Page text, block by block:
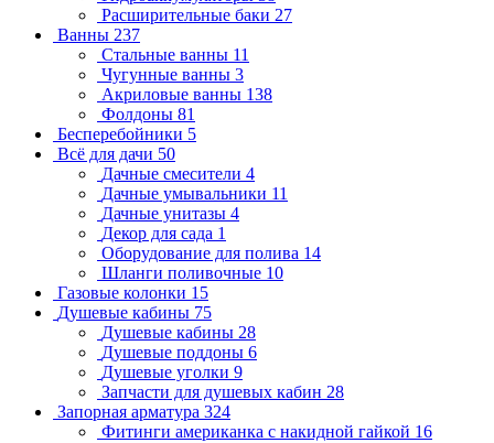
Расширительные баки 27
Ванны 237
Стальные ванны 11
Чугунные ванны 3
Акриловые ванны 138
Фолдоны 81
Бесперебойники 5
Всё для дачи 50
Дачные смесители 4
Дачные умывальники 11
Дачные унитазы 4
Декор для сада 1
Оборудование для полива 14
Шланги поливочные 10
Газовые колонки 15
Душевые кабины 75
Душевые кабины 28
Душевые поддоны 6
Душевые уголки 9
Запчасти для душевых кабин 28
Запорная арматура 324
Фитинги американка с накидной гайкой 16